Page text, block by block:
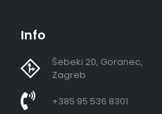
Info
Šebeki 20, Goranec,
Zagreb
+385 95 536 8301